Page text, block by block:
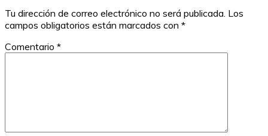
Tu dirección de correo electrónico no será publicada. Los
campos obligatorios están marcados con *
Comentario *